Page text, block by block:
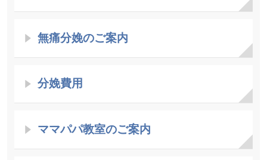
無痛分娩のご案内
分娩費用
ママパパ教室のご案内